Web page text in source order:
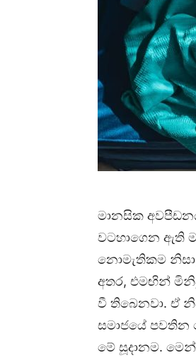
මානසික
වටහාගෙන ඇති
නොමැතිකම
අතර, එමඟින්
වී තිබෙනවා. ඒ
සමාජයේ පවතින
මේ සූදානම.